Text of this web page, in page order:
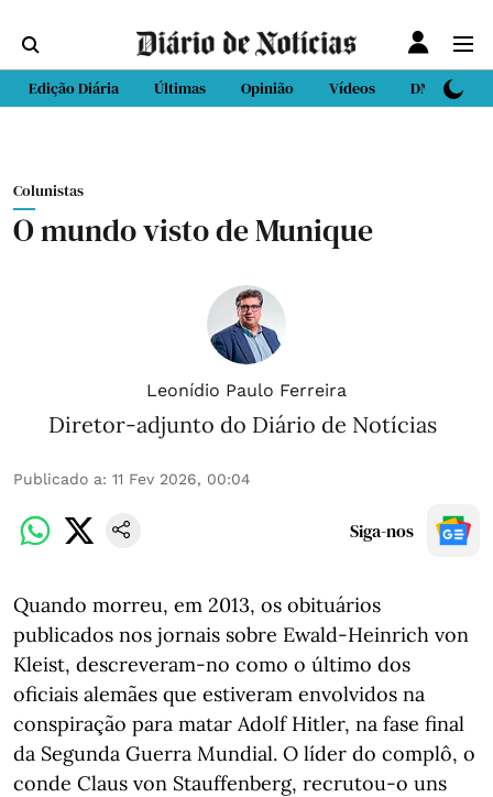
Edição Diária Últimas Opinião Vídeos DN Sport
Colunistas
O mundo visto de Munique
Leonídio Paulo Ferreira
Diretor-adjunto do Diário de Notícias
Publicado a: 11 Fev 2026, 00:04
Siga-nos
Quando morreu, em 2013, os obituários
publicados nos jornais sobre Ewald-Heinrich von
Kleist, descreveram-no como o último dos
oficiais alemães que estiveram envolvidos na
conspiração para matar Adolf Hitler, na fase final
da Segunda Guerra Mundial. O líder do complô, o
conde Claus von Stauffenberg, recrutou-o uns